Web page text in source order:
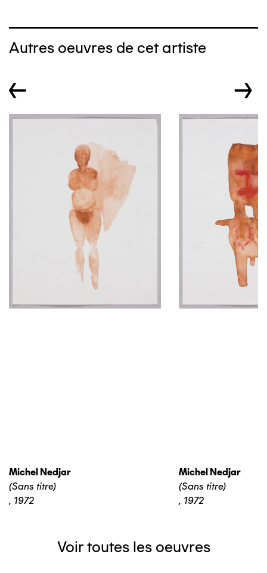
Autres oeuvres de cet artiste
← →
Michel Nedjar
(Sans titre)
, 1972
Michel Nedjar
(Sans titre)
, 1972
Voir toutes les oeuvres